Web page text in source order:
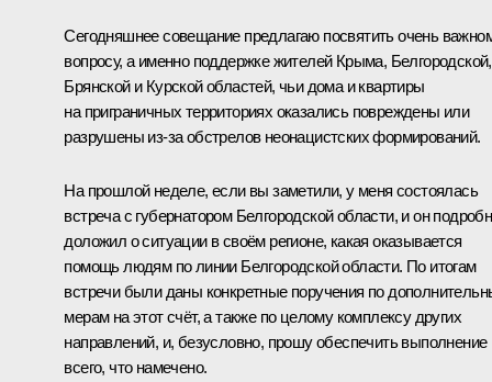
Сегодняшнее совещание предлагаю посвятить очень
вопросу, а именно поддержке жителей Крыма, Белгородской,
Брянской и Курской областей, чьи дома и квартиры
на приграничных территориях оказались повреждены или
разрушены из-за обстрелов неонацистских формирований.
На прошлой неделе, если вы заметили, у меня состоялась
встреча с губернатором Белгородской области, и он
доложил о ситуации в своём регионе, какая оказывается
помощь людям по линии Белгородской области. По итогам
встречи были даны конкретные поручения по
мерам на этот счёт, а также по целому комплексу других
направлений, и, безусловно, прошу обеспечить выполнение
всего, что намечено.